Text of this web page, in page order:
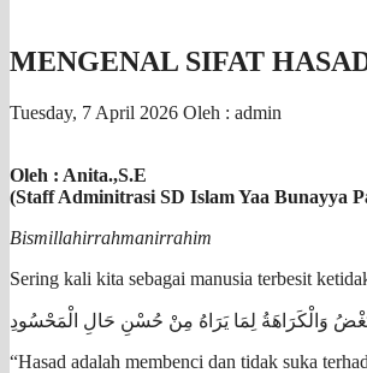
MENGENAL SIFAT
Tuesday, 7 April 2026 Oleh : admin
Oleh : Anita.,S.E
(Staff Adminitrasi SD Islam Yaa Bunayya
Bismillahirrahmanirrahim
Sering kali kita sebagai manusia terbesit
وَالْكَرَاهَةُ لِمَا يَرَاهُ مِنْ حُسْنِ حَالِ الْمَحْسُودِ
“Hasad adalah membenci dan tidak suka